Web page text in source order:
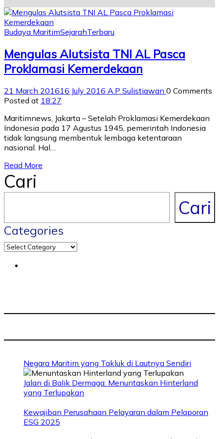
Budaya MaritimSejarahTerbaru
Mengulas Alutsista TNI AL Pasca
Proklamasi Kemerdekaan
21 March 201616 July 2016 A.P Sulistiawan 0 Comments
Posted at 18:27
Maritimnews, Jakarta – Setelah Proklamasi Kemerdekaan
Indonesia pada 17 Agustus 1945, pemerintah Indonesia
tidak langsung membentuk lembaga ketentaraan
nasional. Hal…
Read More
Cari
Cari
Categories
Negara Maritim yang Takluk di Lautnya Sendiri
Jalan di Balik Dermaga: Menuntaskan Hinterland
yang Terlupakan
Kewajiban Perusahaan Pelayaran dalam Pelaporan
ESG 2025